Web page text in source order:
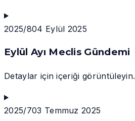
2025/804 Eylül 2025
Eylül Ayı Meclis Gündemi
Detaylar için içeriği görüntüleyin.
2025/703 Temmuz 2025